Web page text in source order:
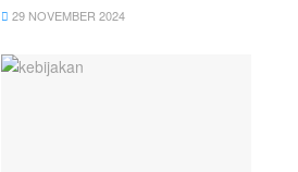
29 NOVEMBER 2024